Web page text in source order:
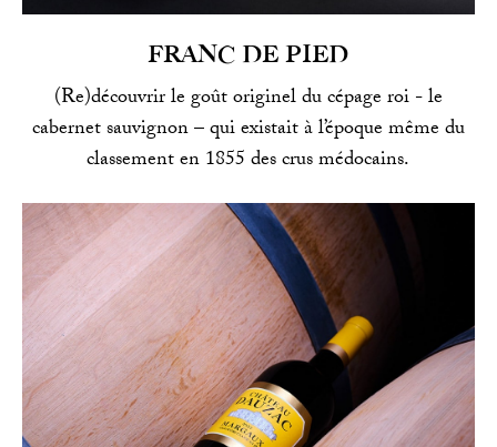
FRANC DE PIED
(Re)découvrir le goût originel du cépage roi - le
cabernet sauvignon – qui existait à l’époque même du
classement en 1855 des crus médocains.